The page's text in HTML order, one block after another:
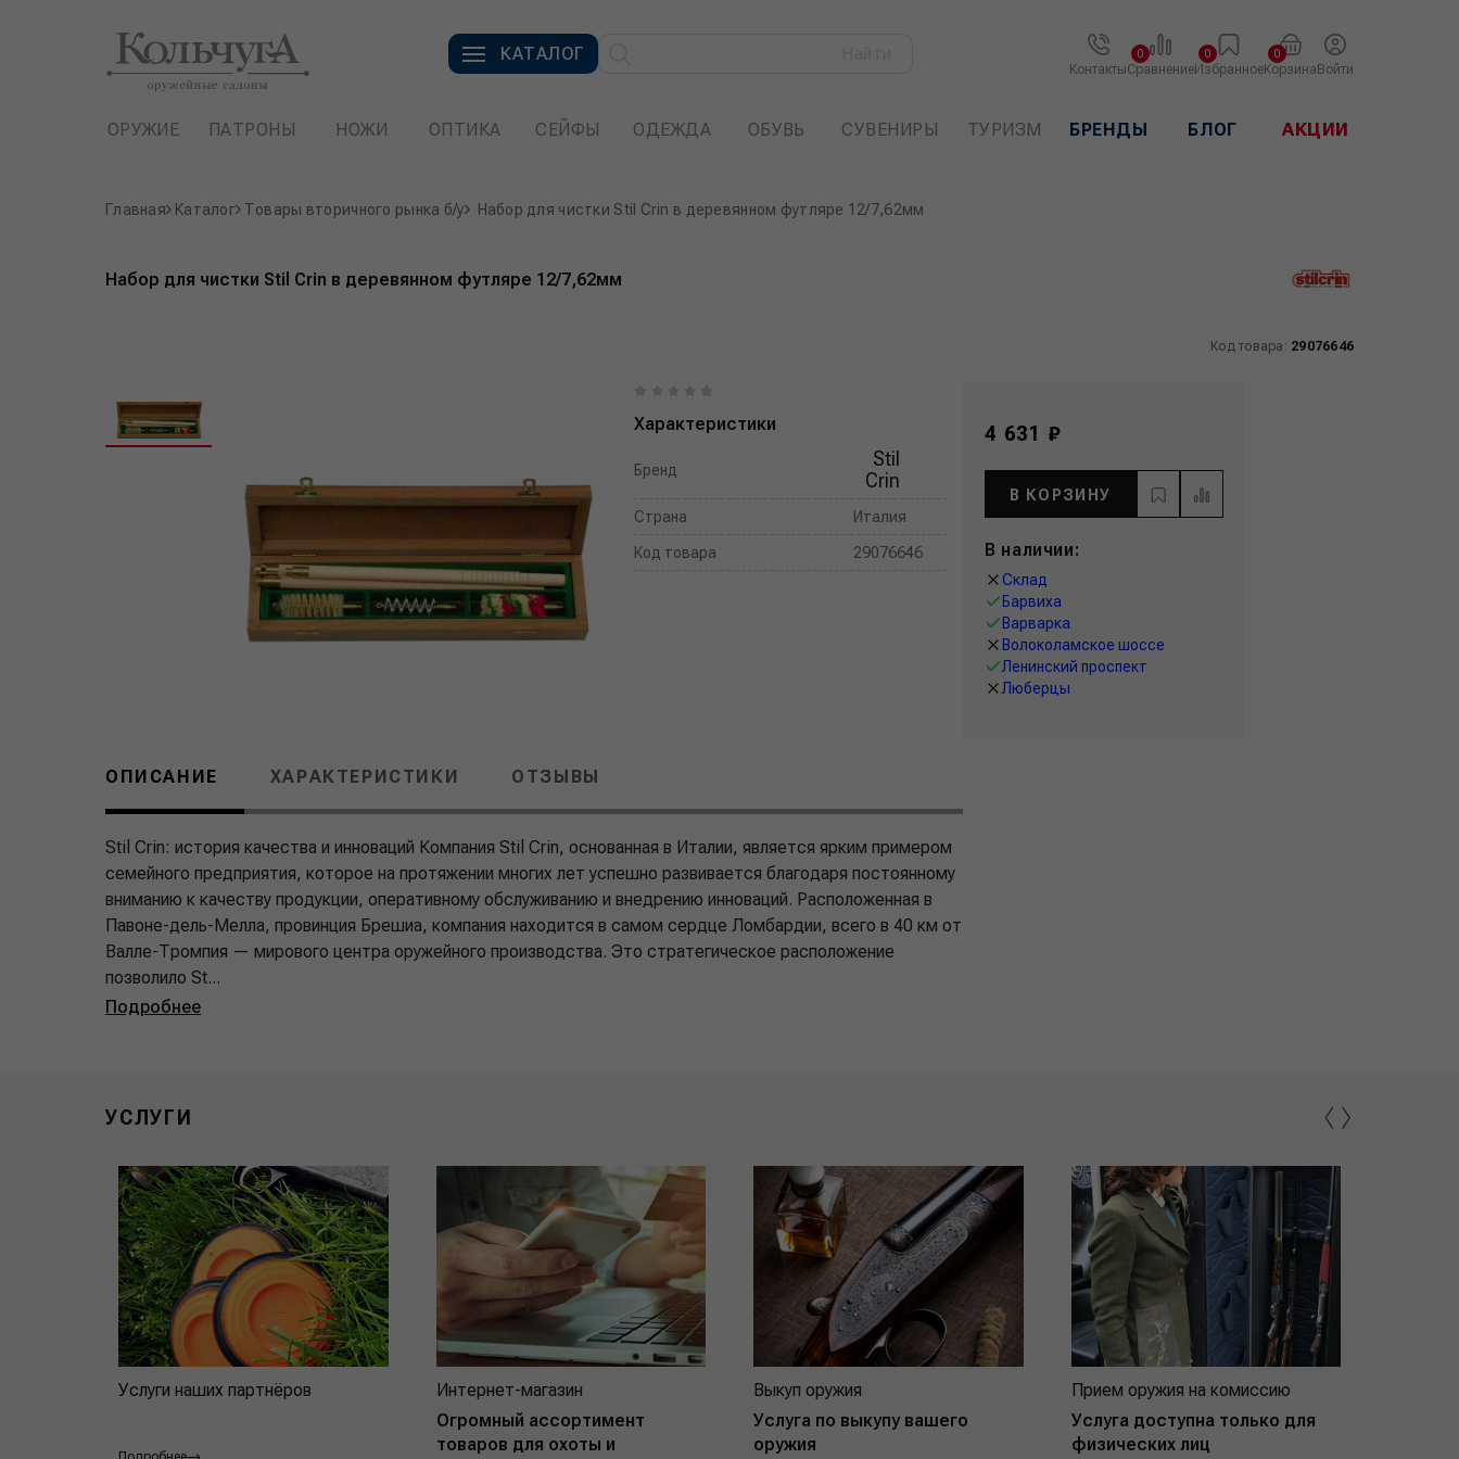
КАТАЛОГ
КонтактыСравнение
0
Избранное
0
Корзина
0
Войти
ОРУЖИЕ ПАТРОНЫ НОЖИ ОПТИКА СЕЙФЫ ОДЕЖДА ОБУВЬ СУВЕНИРЫ ТУРИЗМ БРЕНДЫ БЛОГ АКЦИИ
Главная Каталог Товары вторичного рынка б/у Набор для чистки Stil Crin в деревянном футляре 12/7,62мм
Набор для чистки Stil Crin в деревянном футляре 12/7,62мм
Код товара: 29076646
Характеристики
Бренд
Stil
Crin
Страна Италия
Код товара 29076646
ОПИСАНИЕ ХАРАКТЕРИСТИКИ ОТЗЫВЫ
Stil Crin: история качества и инноваций Компания Stil Crin, основанная в Италии, является ярким примером
семейного предприятия, которое на протяжении многих лет успешно развивается благодаря постоянному
вниманию к качеству продукции, оперативному обслуживанию и внедрению инноваций. Расположенная в
Павоне-дель-Мелла, провинция Брешиа, компания находится в самом сердце Ломбардии, всего в 40 км от
Валле-Тромпия — мирового центра оружейного производства. Это стратегическое расположение
позволило St...
Подробнее
4 631 ₽
В КОРЗИНУ
В наличии:
Склад
Барвиха
Варварка
Волоколамское шоссе
Ленинский проспект
Люберцы
УСЛУГИ
Услуги наших партнёров
Интернет-магазин
Огромный ассортимент
товаров для охоты и
Выкуп оружия
Услуга по выкупу вашего
оружия
Прием оружия на комиссию
Услуга доступна только для
физических лиц
‹›